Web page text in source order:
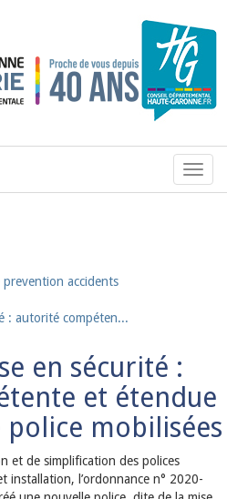
Menu
de
prevention accidents
: autorité compéten...
en sécurité :
et étendue
mobilisées
et de simplification des polices
installation, l’ordonnance n° 2020-